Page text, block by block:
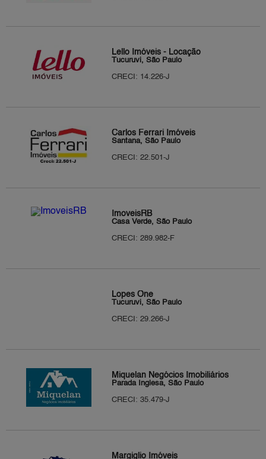
Lello Imóveis - Locação
Tucuruvi, São Paulo
CRECI: 14.226-J
Carlos Ferrari Imóveis
Santana, São Paulo
CRECI: 22.501-J
ImoveisRB
Casa Verde, São Paulo
CRECI: 289.982-F
Lopes One
Tucuruvi, São Paulo
CRECI: 29.266-J
Miquelan Negócios Imobiliários
Parada Inglesa, São Paulo
CRECI: 35.479-J
Margiglio Imóveis